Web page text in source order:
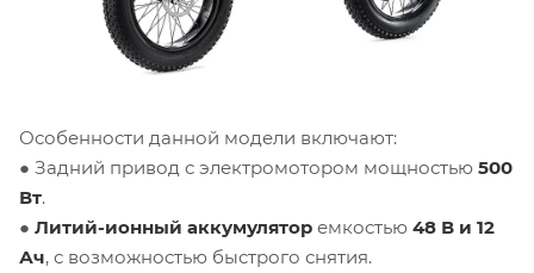
Особенности данной модели включают:
● Задний привод с электромотором мощностью 500
Вт.
● Литий-ионный аккумулятор емкостью 48 В и 12
Ач, с возможностью быстрого снятия.